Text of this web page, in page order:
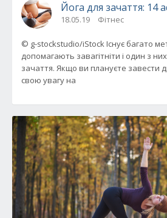
Йога для зачаття: 14
18.05.19 Фітнес
© g-stockstudio/iStock Існує багато
допомагають завагітніти і один з
зачаття. Якщо ви плануєте завести
свою увагу на